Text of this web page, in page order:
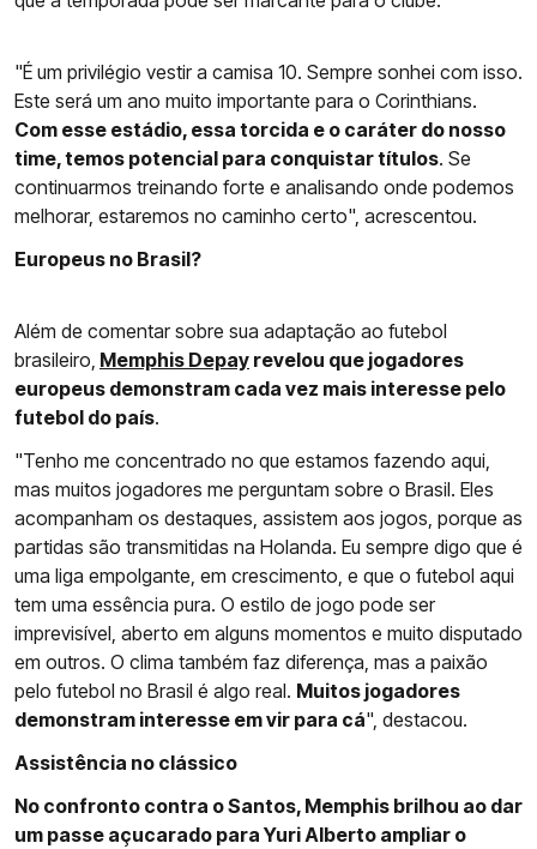
"É um privilégio vestir a camisa 10. Sempre sonhei com isso.
Este será um ano muito importante para o Corinthians.
Com esse estádio, essa torcida e o caráter do nosso
time, temos potencial para conquistar títulos. Se
continuarmos treinando forte e analisando onde podemos
melhorar, estaremos no caminho certo", acrescentou.
Europeus no Brasil?
Além de comentar sobre sua adaptação ao futebol
brasileiro, Memphis Depay revelou que jogadores
europeus demonstram cada vez mais interesse pelo
futebol do país.
"Tenho me concentrado no que estamos fazendo aqui,
mas muitos jogadores me perguntam sobre o Brasil. Eles
acompanham os destaques, assistem aos jogos, porque as
partidas são transmitidas na Holanda. Eu sempre digo que é
uma liga empolgante, em crescimento, e que o futebol aqui
tem uma essência pura. O estilo de jogo pode ser
imprevisível, aberto em alguns momentos e muito disputado
em outros. O clima também faz diferença, mas a paixão
pelo futebol no Brasil é algo real. Muitos jogadores
demonstram interesse em vir para cá", destacou.
Assistência no clássico
No confronto contra o Santos, Memphis brilhou ao dar
um passe açucarado para Yuri Alberto ampliar o